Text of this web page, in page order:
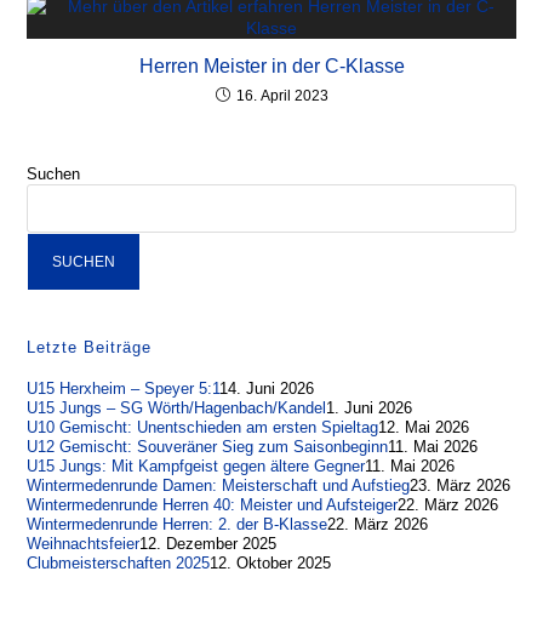
Herren Meister in der C-Klasse
16. April 2023
Suchen
SUCHEN
Letzte Beiträge
U15 Herxheim – Speyer 5:114. Juni 2026
U15 Jungs – SG Wörth/Hagenbach/Kandel 1. Juni 2026
U10 Gemischt: Unentschieden am ersten Spieltag12. Mai 2026
U12 Gemischt: Souveräner Sieg zum Saisonbeginn11. Mai 2026
U15 Jungs: Mit Kampfgeist gegen ältere Gegner11. Mai 2026
Wintermedenrunde Damen: Meisterschaft und Aufstieg23. März 2026
Wintermedenrunde Herren 40: Meister und Aufsteiger22. März 2026
Wintermedenrunde Herren: 2. der B-Klasse22. März 2026
Weihnachtsfeier12. Dezember 2025
Clubmeisterschaften 202512. Oktober 2025